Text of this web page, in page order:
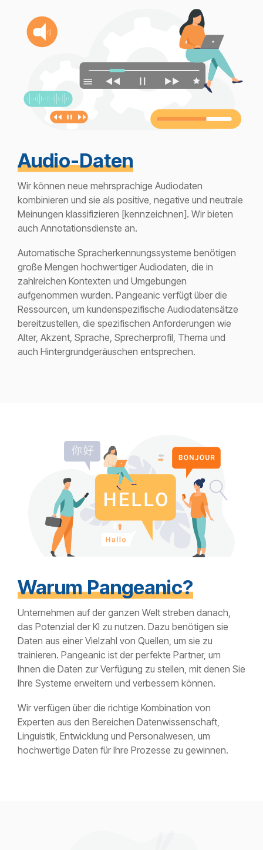
Audio-Daten
Wir können neue mehrsprachige Audiodaten
kombinieren und sie als positive, negative und neutrale
Meinungen klassifizieren [kennzeichnen]. Wir bieten
auch Annotationsdienste an.
Automatische Spracherkennungssysteme benötigen
große Mengen hochwertiger Audiodaten, die in
zahlreichen Kontexten und Umgebungen
aufgenommen wurden. Pangeanic verfügt über die
Ressourcen, um kundenspezifische Audiodatensätze
bereitzustellen, die spezifischen Anforderungen wie
Alter, Akzent, Sprache, Sprecherprofil, Thema und
auch Hintergrundgeräuschen entsprechen.
Warum Pangeanic?
Unternehmen auf der ganzen Welt streben danach,
das Potenzial der KI zu nutzen. Dazu benötigen sie
Daten aus einer Vielzahl von Quellen, um sie zu
trainieren. Pangeanic ist der perfekte Partner, um
Ihnen die Daten zur Verfügung zu stellen, mit denen Sie
Ihre Systeme erweitern und verbessern können.
Wir verfügen über die richtige Kombination von
Experten aus den Bereichen Datenwissenschaft,
Linguistik, Entwicklung und Personalwesen, um
hochwertige Daten für Ihre Prozesse zu gewinnen.